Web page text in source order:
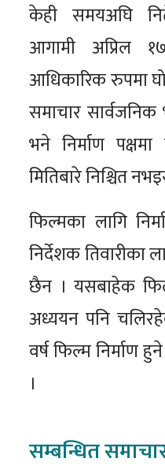
केही समयअघि
आगामी अप्रिल
आधिकारिक रुपमा
समाचार
भने निर्माण
मितिबारे निश्चित
फिल्मका लागि
निर्देशक तिवारीका
छैन । यसबाहेक
अध्ययन पनि
वर्ष फिल्म निर्माण
।
सम्बन्धित